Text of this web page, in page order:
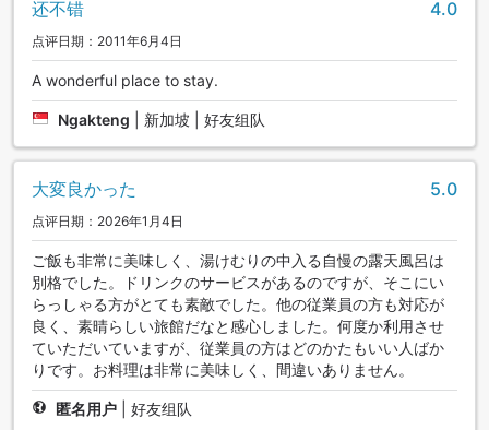
还不错 4.0
点评日期：2011年6月4日
A wonderful place to stay.
Ngakteng 新加坡 | 好友组队
大変良かった 5.0
点评日期：2026年1月4日
ご飯も非常に美味しく、湯けむりの中入る自慢の露天風呂は
別格でした。ドリンクのサービスがあるのですが、そこにい
らっしゃる方がとても素敵でした。他の従業員の方も対応が
良く、素晴らしい旅館だなと感心しました。何度か利用させ
ていただいていますが、従業員の方はどのかたもいい人ばか
りです。お料理は非常に美味しく、間違いありません。
匿名用户 好友组队